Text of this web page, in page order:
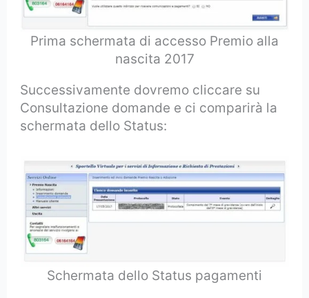
Prima schermata di accesso Premio alla
nascita 2017
Successivamente dovremo cliccare su
Consultazione domande e ci comparirà la
schermata dello Status:
Schermata dello Status pagamenti